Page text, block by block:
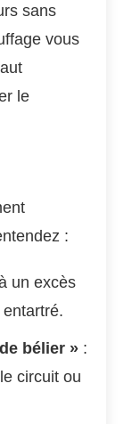
sans
vous
le
:
un excès
bélier » :
circuit ou